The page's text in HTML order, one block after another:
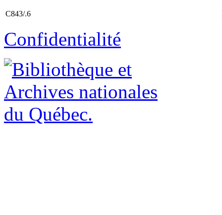
C843/.6
Confidentialité